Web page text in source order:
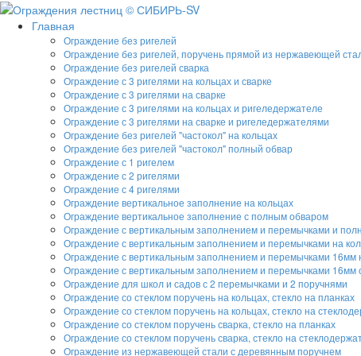
Главная
Ограждение без ригелей
Ограждение без ригелей, поручень прямой из нержавеющей
Ограждение без ригелей сварка
Ограждение с 3 ригелями на кольцах и сварке
Ограждение с 3 ригелями на сварке
Ограждение с 3 ригелями на кольцах и ригеледержателе
Ограждение с 3 ригелями на сварке и ригеледержателями
Ограждение без ригелей "частокол" на кольцах
Ограждение без ригелей "частокол" полный обвар
Ограждение с 1 ригелем
Ограждение с 2 ригелями
Ограждение с 4 ригелями
Ограждение вертикальное заполнение на кольцах
Ограждение вертикальное заполнение с полным обваром
Ограждение с вертикальным заполнением и перемычками и
Ограждение с вертикальным заполнением и перемычками на
Ограждение с вертикальным заполнением и перемычками 16мм
Ограждение с вертикальным заполнением и перемычками 16мм
Ограждение для школ и садов с 2 перемычками и 2 поручнями
Ограждение со стеклом поручень на кольцах, стекло на планках
Ограждение со стеклом поручень на кольцах, стекло на
Ограждение со стеклом поручень сварка, стекло на планках
Ограждение со стеклом поручень сварка, стекло на
Ограждение из нержавеющей стали с деревянным поручнем